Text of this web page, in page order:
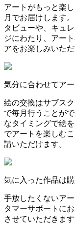
アートがもっと楽
月でお届けします
タビューや、キュ
ジにわたり、アー
アをお楽しみいただ
気分に合わせてア
絵の交換はサブス
で毎月行うことが
なタイミングで絵
でアートを楽しむ
請いただけます。
気に入った作品は
手放したくないア
タマーサポートに
させていただきま